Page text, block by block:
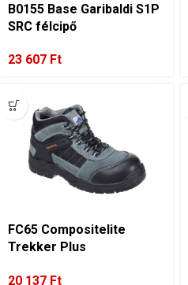
B0155 Base Garibaldi S1P
SRC félcipő
23 607 Ft
FC65 Compositelite
Trekker Plus
20 137 Ft